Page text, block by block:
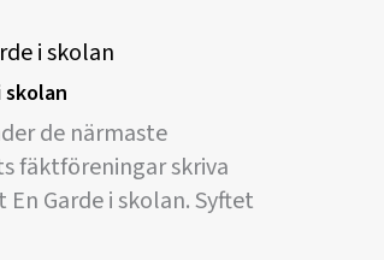
de närmaste
fäktföreningar skriva
Garde i skolan. Syftet